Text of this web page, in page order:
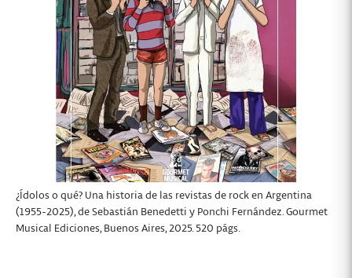
¿Ídolos o qué? Una historia de las revistas de rock en Argentina
(1955-2025), de Sebastián Benedetti y Ponchi Fernández. Gourmet
Musical Ediciones, Buenos Aires, 2025. 520 págs.